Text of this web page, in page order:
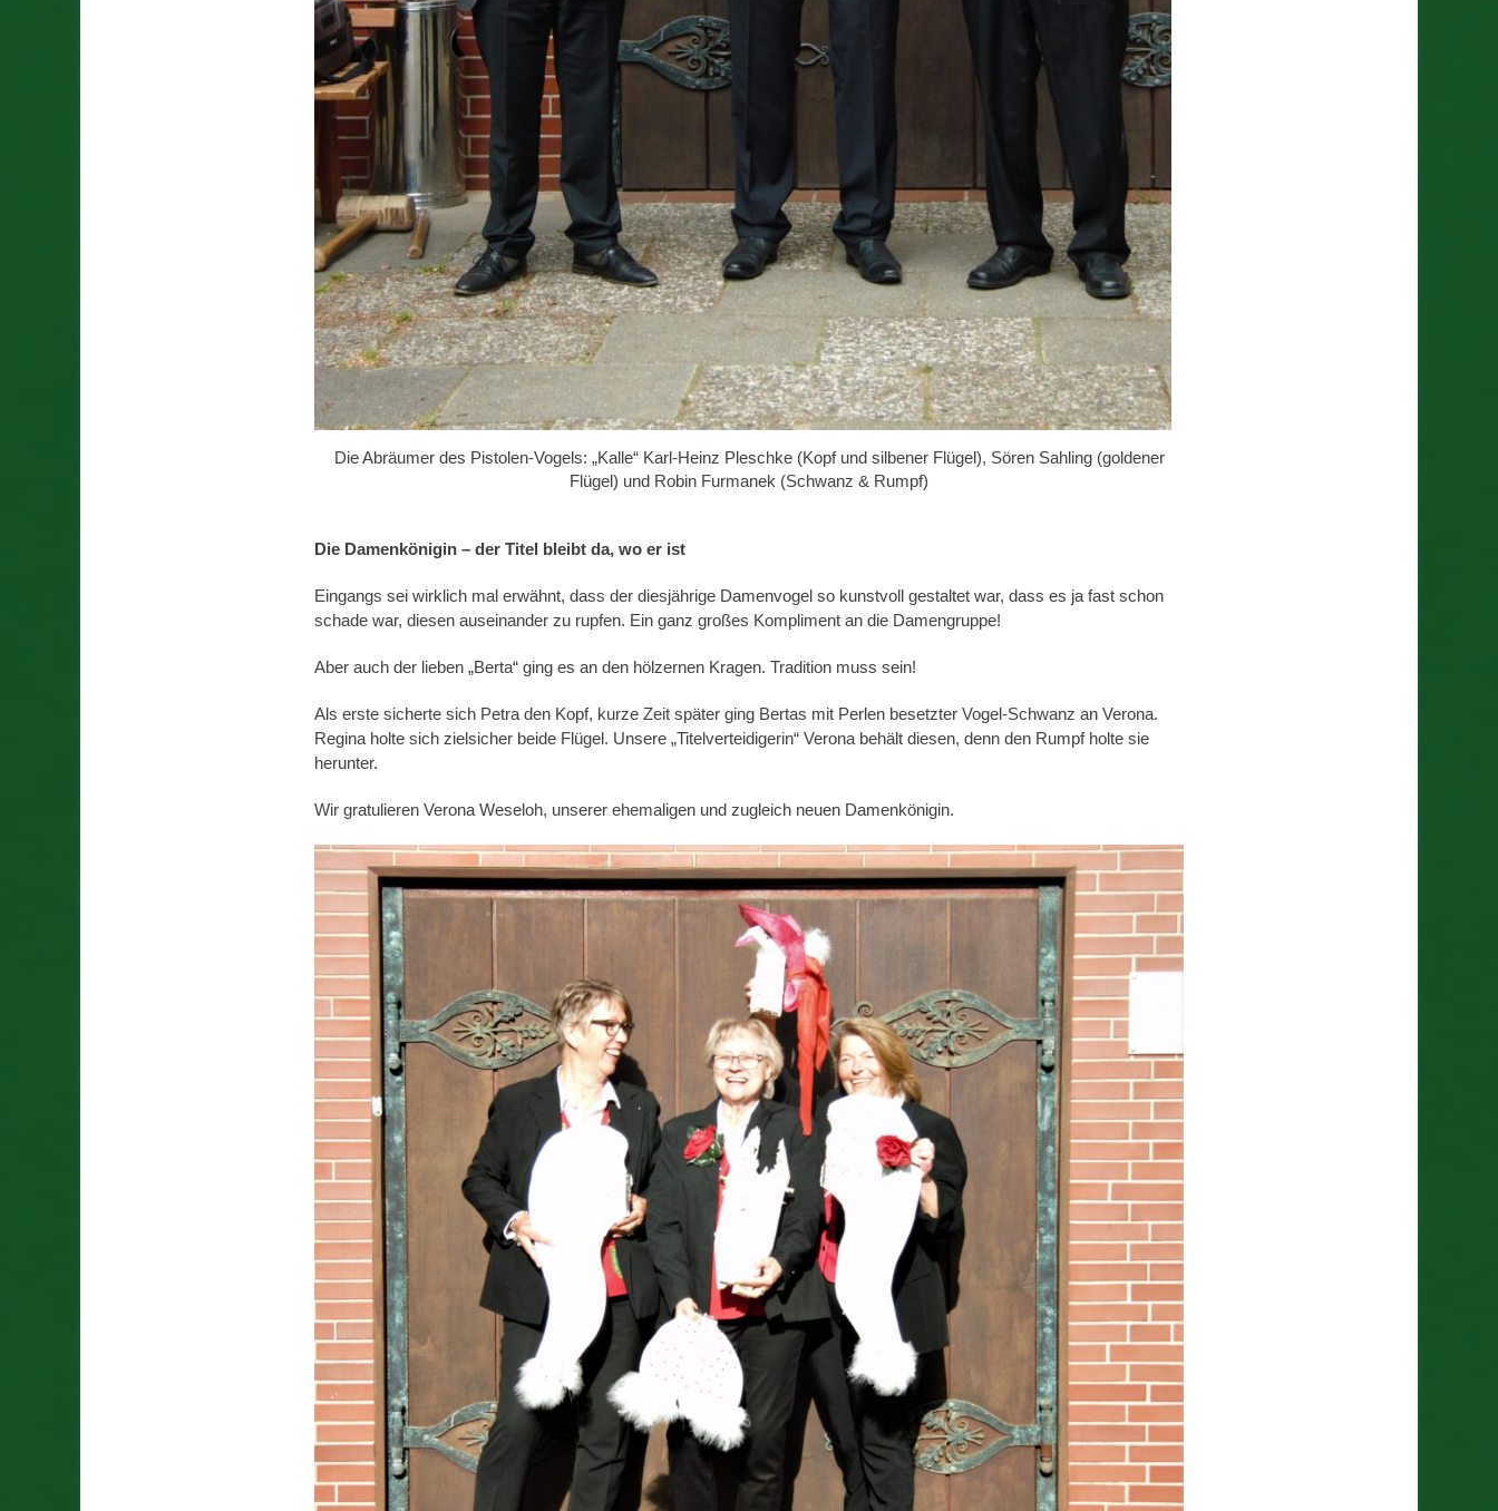
Die Abräumer des Pistolen-Vogels: „Kalle“ Karl-Heinz Pleschke (Kopf und silbener Flügel), Sören Sahling (goldener
Flügel) und Robin Furmanek (Schwanz & Rumpf)
Die Damenkönigin – der Titel bleibt da, wo er ist
Eingangs sei wirklich mal erwähnt, dass der diesjährige Damenvogel so kunstvoll gestaltet war, dass es ja fast schon
schade war, diesen auseinander zu rupfen. Ein ganz großes Kompliment an die Damengruppe!
Aber auch der lieben „Berta“ ging es an den hölzernen Kragen. Tradition muss sein!
Als erste sicherte sich Petra den Kopf, kurze Zeit später ging Bertas mit Perlen besetzter Vogel-Schwanz an Verona.
Regina holte sich zielsicher beide Flügel. Unsere „Titelverteidigerin“ Verona behält diesen, denn den Rumpf holte sie
herunter.
Wir gratulieren Verona Weseloh, unserer ehemaligen und zugleich neuen Damenkönigin.